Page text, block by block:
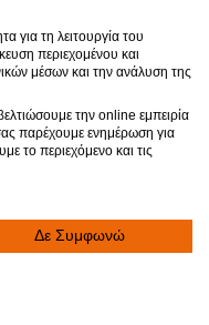
για τη λειτουργία του
περιεχομένου και
μέσων και την ανάλυση της
την online εμπειρία
παρέχουμε ενημέρωση για
το περιεχόμενο και τις
Δε Συμφωνώ